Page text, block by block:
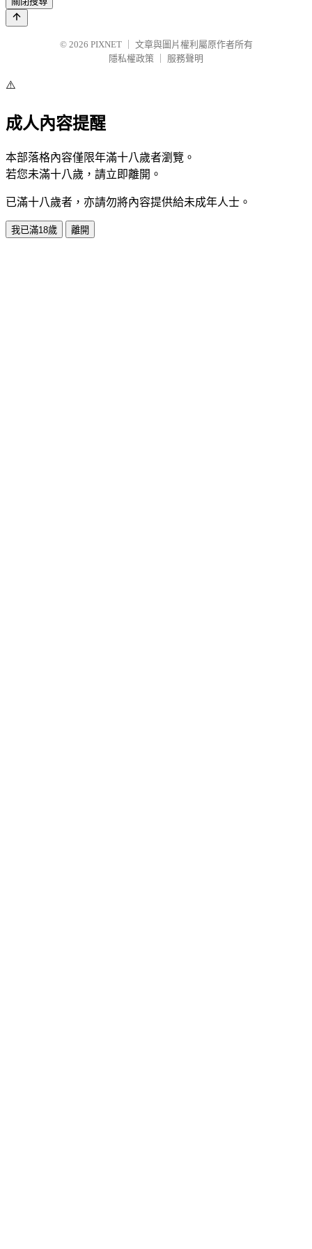
© 2026 PIXNET
文章與圖片權利屬原作者所有
隱私權政策
服務聲明
⚠️
成人內容提醒
本部落格內容僅限年滿十八歲者瀏覽。
若您未滿十八歲，請立即離開。
已滿十八歲者，亦請勿將內容提供給未成年人士。
我已滿18歲 離開